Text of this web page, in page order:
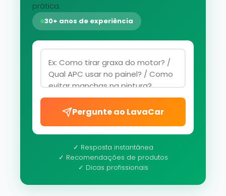
prática.
30+ anos de experiência
Pergunte ao LavaCar
✓ Resposta instantânea
✓ Recomendações de produtos
✓ Dicas profissionais